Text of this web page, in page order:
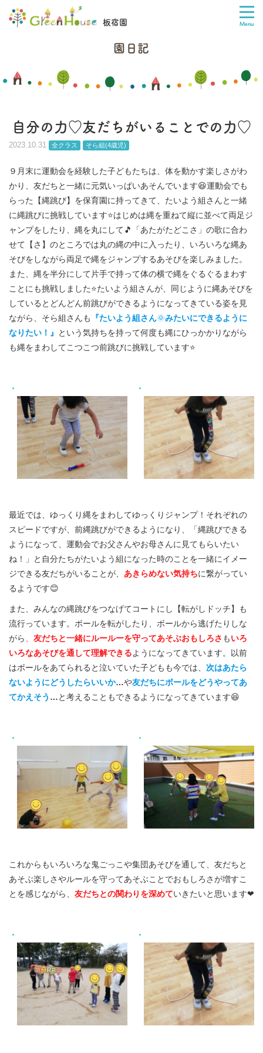
板宿園
園日記
自分の力♡友だちがいることでの力♡
2023.10.31 全クラス そら組(4歳児)
９月末に運動会を経験した子どもたちは、体を動かす楽しさがわ
かり、友だちと一緒に元気いっぱいあそんでいます😆運動会でも
らった【縄跳び】を保育園に持ってきて、たいよう組さんと一緒
に縄跳びに挑戦しています⭐はじめは縄を重ねて縦に並べて両足ジ
ャンプをしたり、縄を丸にして🎵「あたがたどこさ」の歌に合わ
せて【さ】のところでは丸の縄の中に入ったり、いろいろな縄あ
そびをしながら両足で縄をジャンプするあそびを楽しみました。
また、縄を半分にして片手で持って体の横で縄をぐるぐるまわす
ことにも挑戦しました⭐たいよう組さんが、同じように縄あそびを
しているとどんどん前跳びができるようになってきている姿を見
ながら、そら組さんも
『たいよう組さん🌞みたいにできるように
なりたい！』
という気持ちを持って何度も縄にひっかかりながら
も縄をまわしてこつこつ前跳びに挑戦しています⭐
最近では、ゆっくり縄をまわしてゆっくりジャンプ！それぞれの
スピードですが、前縄跳びができるようになり、「縄跳びできる
ようになって、運動会でお父さんやお母さんに見てもらいたい
ね！」と自分たちがたいよう組になった時のことを一緒にイメー
ジできる友だちがいることが、 あきらめない気持ちに繋がってい
るようです😊
また、みんなの縄跳びをつなげてコートにし【転がしドッチ】も
流行っています。ボールを転がしたり、ボールから逃げたりしな
がら
友だちと一緒にルールーを守ってあそぶおもしろさ もいろ
いろなあそびを通して理解できるようになってきています。以前
はボールをあてられると泣いていた子どもも今では、 次はあたら
ないようにどうしたらいいか…や友だちにボールをどうやってあ
てかえそう …と考えることもできるようになってきています😆
これからもいろいろな鬼ごっこや集団あそびを通して、友だちと
あそぶ楽しさやルールを守ってあそぶことでおもしろさが増すこ
とを感じながら、 友だちとの関わりを深めていきたいと思います❤